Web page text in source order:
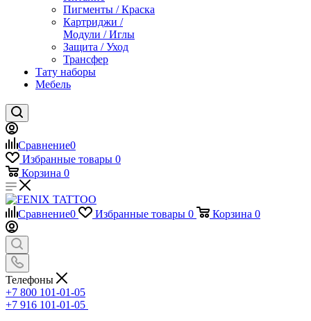
Пигменты / Краска
Картриджи /
Модули / Иглы
Защита / Уход
Трансфер
Тату наборы
Мебель
Сравнение0
Избранные товары 0
Корзина 0
Сравнение0 Избранные товары 0 Корзина 0
Телефоны
+7 800 101-01-05
+7 916 101-01-05